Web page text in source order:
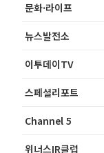
문화·라이프
뉴스발전소
이투데이TV
스페셜리포트
Channel 5
위너스IR클럽